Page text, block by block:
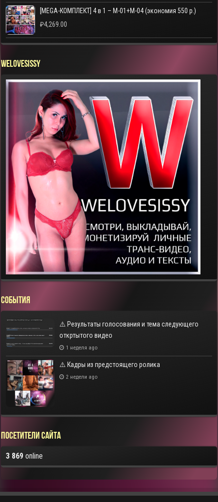
[MEGA-КОМПЛЕКТ] 4 в 1 – M-01+M-04 (экономия 550 р.)
₽4,269.00
WELOVESISSY
СОБЫТИЯ
⚠️ Результаты голосования и тема следующего
откртытого видео
1 неделя ago
⚠️ Кадры из предстоящего ролика
2 недели ago
Посетители сайта
3 869 online